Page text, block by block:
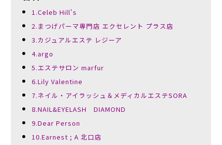
1.Celeb Hill's
2.まつげパーマ専門店 エクセレント プラス店
3.カジュアルエステ レジーア
4.argo
5.エステサロン marfur
6.Lily Valentine
7.ネイル・アイラッシュ＆メディカルエステSORA
8.NAIL&EYELASH DIAMOND
9.Dear Person
10.Earnest ; A 北口店